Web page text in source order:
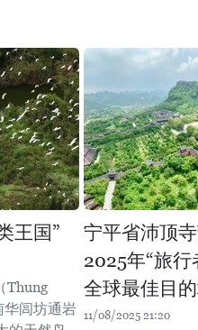
王国”
Thung
华闾坊通岩
宁平省沛顶
2025年“旅
全球最佳目
11/08/2025 21:20